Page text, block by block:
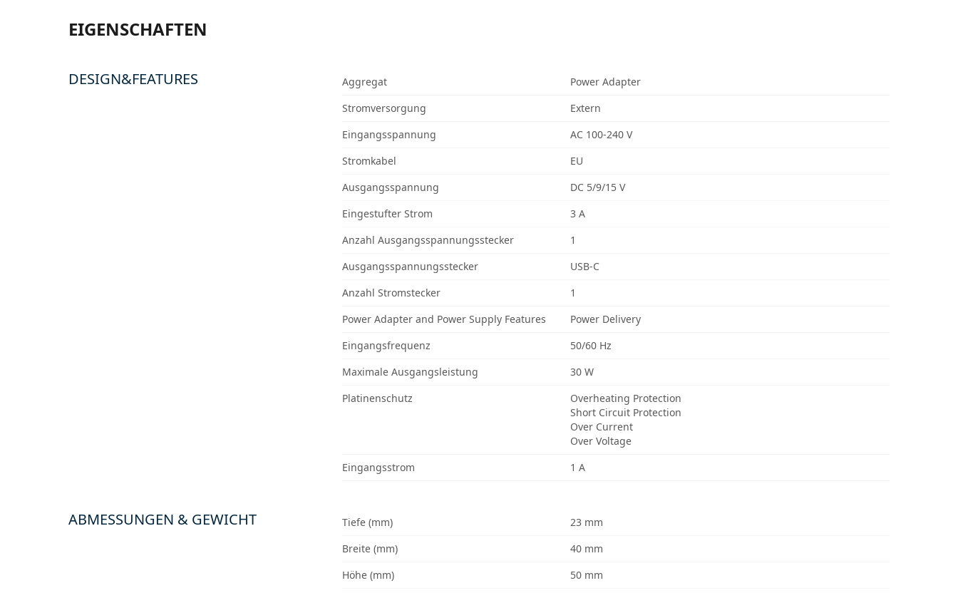
EIGENSCHAFTEN
DESIGN&FEATURES Aggregat
Power Adapter
Stromversorgung
Extern
Eingangsspannung
AC 100-240 V
Stromkabel
EU
Ausgangsspannung
DC 5/9/15 V
Eingestufter Strom
3 A
Anzahl Ausgangsspannungsstecker
1
Ausgangsspannungsstecker
USB-C
Anzahl Stromstecker
1
Power Adapter and Power Supply Features
Power Delivery
Eingangsfrequenz
50/60 Hz
Maximale Ausgangsleistung
30 W
Platinenschutz
Overheating Protection
Short Circuit Protection
Over Current
Over Voltage
Eingangsstrom
1 A
ABMESSUNGEN & GEWICHT Tiefe (mm)
23 mm
Breite (mm)
40 mm
Höhe (mm)
50 mm